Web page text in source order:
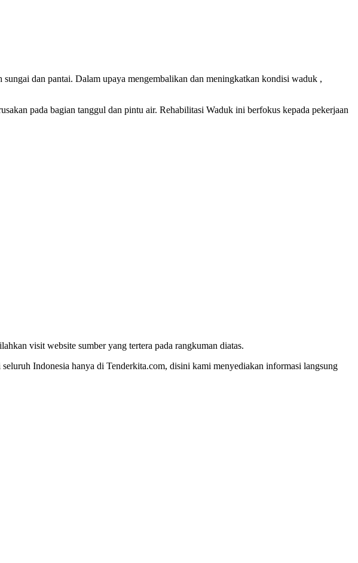
dan pantai. Dalam upaya mengembalikan dan meningkatkan kondisi waduk ,
pada bagian tanggul dan pintu air. Rehabilitasi Waduk ini berfokus kepada pekerjaan
visit website sumber yang tertera pada rangkuman diatas.
Indonesia hanya di Tenderkita.com, disini kami menyediakan informasi langsung